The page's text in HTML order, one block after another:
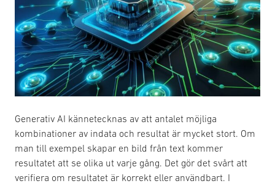
Generativ AI kännetecknas av att antalet möjliga
kombinationer av indata och resultat är mycket stort. Om
man till exempel skapar en bild från text kommer
resultatet att se olika ut varje gång. Det gör det svårt att
verifiera om resultatet är korrekt eller användbart. I